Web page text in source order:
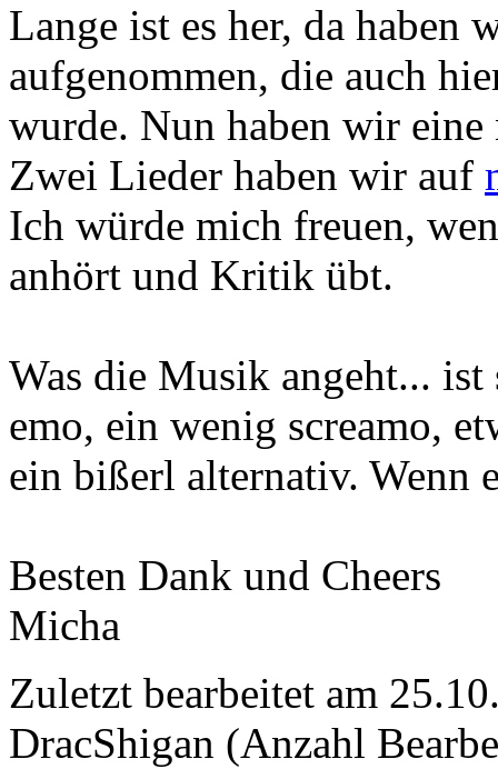
Lange ist es her, da haben
aufgenommen, die auch
wurde. Nun haben wir eine
Zwei Lieder haben wir auf
Ich würde mich freuen,
anhört und Kritik übt.
Was die Musik angeht...
emo, ein wenig screamo,
ein bißerl alternativ. Wenn
Besten Dank und Cheers
Micha
Zuletzt bearbeitet am
DracShigan (Anzahl